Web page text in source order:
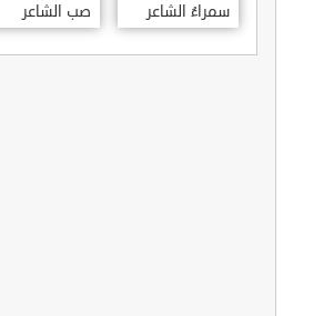
سمراءُ الشاعر
سيف الدين
المشد
صب الشاعر
سيف الدين
المشد